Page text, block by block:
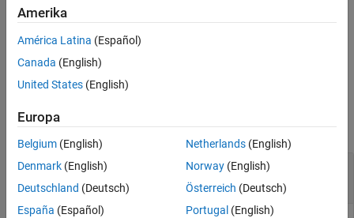
ispropequal
Syntax
Description
Examples
Tips
Version History
See Also
objects and have the same properties. Otherwise, it returns
example
collapse all
Determine Whether Properties of Two
Objects Are Equal
Amerika
América Latina (Español)
Canada (English)
United States (English)
Europa
Belgium (English)
Denmark (English)
Deutschland (Deutsch)
España (Español)
Netherlands(English)
Norway(English)
Österreich (Deutsch)
Portugal (English)